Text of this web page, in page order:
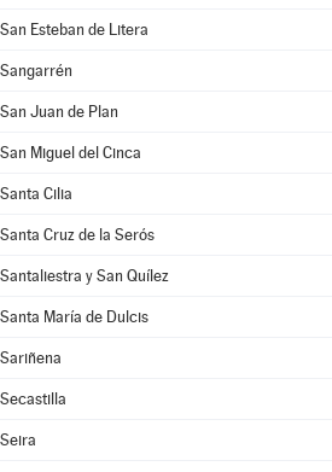
San Esteban de Litera
Sangarrén
San Juan de Plan
San Miguel del Cinca
Santa Cilia
Santa Cruz de la Serós
Santaliestra y San Quílez
Santa María de Dulcis
Sariñena
Secastilla
Seira